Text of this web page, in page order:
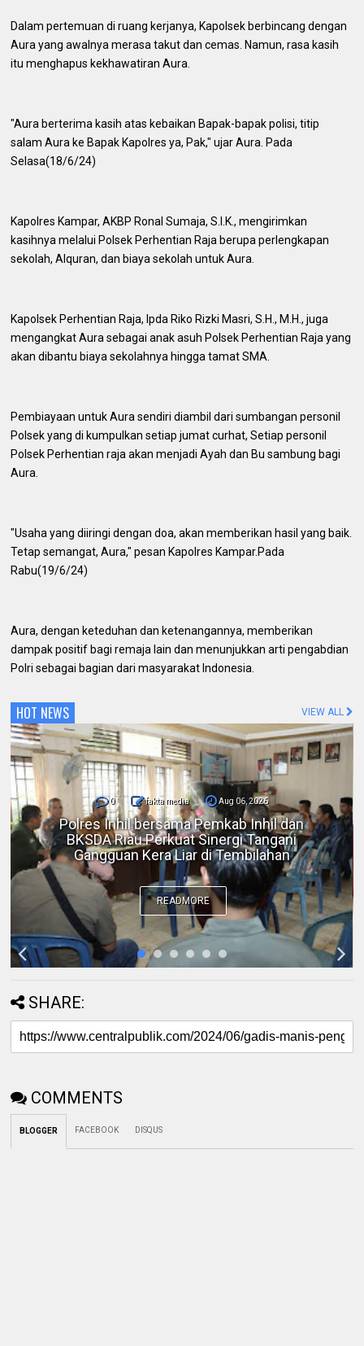
Dalam pertemuan di ruang kerjanya, Kapolsek berbincang dengan
Aura yang awalnya merasa takut dan cemas. Namun, rasa kasih
itu menghapus kekhawatiran Aura.
"Aura berterima kasih atas kebaikan Bapak-bapak polisi, titip
salam Aura ke Bapak Kapolres ya, Pak," ujar Aura. Pada
Selasa(18/6/24)
Kapolres Kampar, AKBP Ronal Sumaja, S.I.K., mengirimkan
kasihnya melalui Polsek Perhentian Raja berupa perlengkapan
sekolah, Alquran, dan biaya sekolah untuk Aura.
Kapolsek Perhentian Raja, Ipda Riko Rizki Masri, S.H., M.H., juga
mengangkat Aura sebagai anak asuh Polsek Perhentian Raja yang
akan dibantu biaya sekolahnya hingga tamat SMA.
Pembiayaan untuk Aura sendiri diambil dari sumbangan personil
Polsek yang di kumpulkan setiap jumat curhat, Setiap personil
Polsek Perhentian raja akan menjadi Ayah dan Bu sambung bagi
Aura.
"Usaha yang diiringi dengan doa, akan memberikan hasil yang baik.
Tetap semangat, Aura," pesan Kapolres Kampar.Pada
Rabu(19/6/24)
Aura, dengan keteduhan dan ketenangannya, memberikan
dampak positif bagi remaja lain dan menunjukkan arti pengabdian
Polri sebagai bagian dari masyarakat Indonesia.
HOT NEWS VIEW ALL
0 fakta media Aug 06, 2026
DPC IKADIN Pekanbaru Kutuk Premanisme,
Desak Polda Riau Beri Perlindungan terhadap
Advokat
READMORE
SHARE:
COMMENTS
BLOGGER FACEBOOK DISQUS